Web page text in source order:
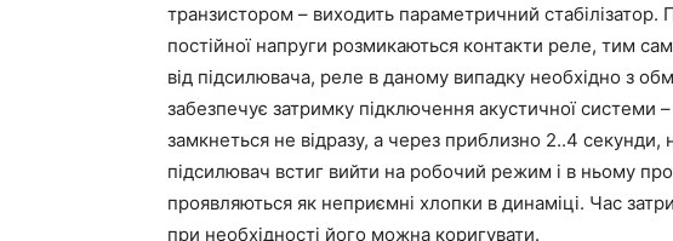
транзистором – виходить параметричний стабілізатор.
постійної напруги розмикаються контакти реле, тим
від підсилювача, реле в даному випадку необхідно з
забезпечує затримку підключення акустичної системи
замкнеться не відразу, а через приблизно 2..4
підсилювач встиг вийти на робочий режим і в ньому
проявляються як неприємні хлопки в динаміці. Час
при необхідності його можна коригувати.